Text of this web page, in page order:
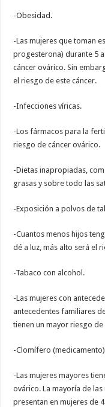
-Obesidad.
-Las mujeres que toman
progesterona) durante 5
cáncer ovárico. Sin
el riesgo de este cáncer.
-Infecciones víricas.
-Los fármacos para la
riesgo de cáncer ovárico.
-Dietas inapropiadas,
grasas y sobre todo las
-Exposición a polvos de
-Cuantos menos hijos
dé a luz, más alto será el
-Tabaco con alcohol.
-Las mujeres con
antecedentes familiares
tienen un mayor riesgo
-Clomífero
-Las mujeres mayores
ovárico. La mayoría de
presentan en mujeres de